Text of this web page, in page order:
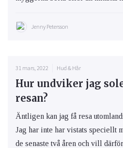
Jenny Petersson
31 mars, 2022 Hud & Hår
Hur undviker jag
resan?
Äntligen kan jag få resa
Jag har inte har vistats speciellt
de senaste två åren och vill